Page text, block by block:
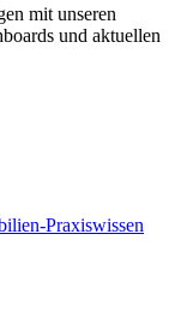
mit unseren
und aktuellen
Praxiswissen